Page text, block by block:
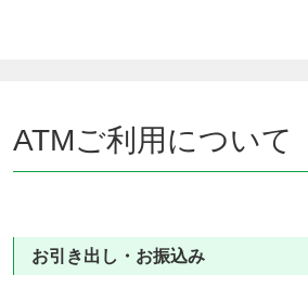
ATMご利用について
お引き出し・お振込み